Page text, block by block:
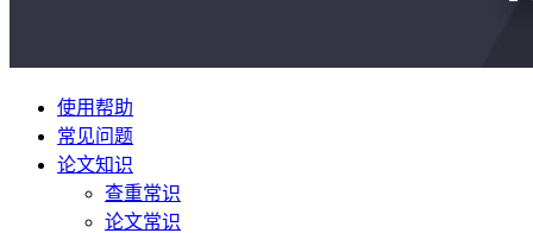
使用帮助
常见问题
论文知识
查重常识
论文常识